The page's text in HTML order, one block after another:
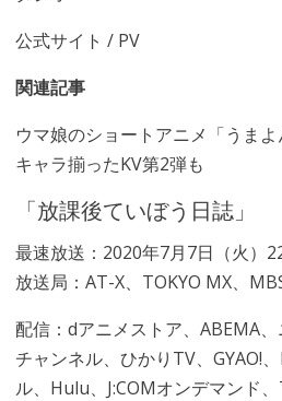
公式サイト / PV
関連記事
ウマ娘のショートアニメ「うま
キャラ揃ったKV第2弾も
「放課後ていぼう日誌」
最速放送：2020年7月7日（火）
放送局：AT-X、TOKYO MX、
配信：dアニメストア、ABEMA
チャンネル、ひかりTV、GYAO!
ル、Hulu、J:COMオンデマンド